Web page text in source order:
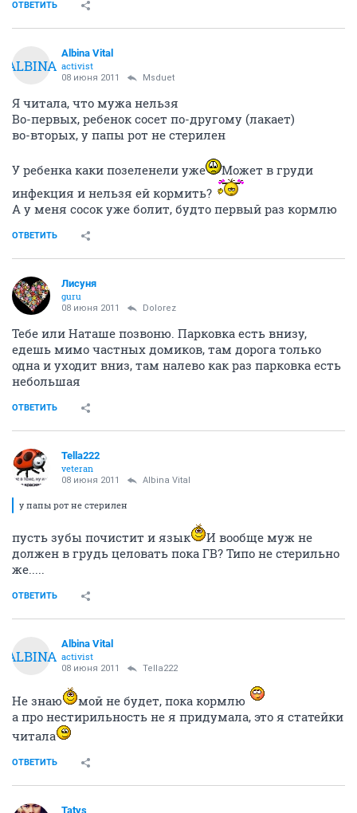
ОТВЕТИТЬ
ALBINA
Albina Vital
activist
08 июня 2011 Msduet
Я читала, что мужа нельзя
Во-первых, ребенок сосет по-другому (лакает)
во-вторых, у папы рот не стерилен
У ребенка каки позеленели уже
Может в груди
инфекция и нельзя ей кормить?
А у меня сосок уже болит, будто первый раз кормлю
ОТВЕТИТЬ
Лисуня
guru
08 июня 2011 Dolorez
Тебе или Наташе позвоню. Парковка есть внизу,
едешь мимо частных домиков, там дорога только
одна и уходит вниз, там налево как раз парковка есть
небольшая
ОТВЕТИТЬ
Tella222
veteran
08 июня 2011 Albina Vital
у папы рот не стерилен
пусть зубы почистит и язык
И вообще муж не
должен в грудь целовать пока ГВ? Типо не стерильно
же.....
ОТВЕТИТЬ
ALBINA
Albina Vital
activist
08 июня 2011 Tella222
Не знаю
мой не будет, пока кормлю
а про нестирильность не я придумала, это я статейки
читала
ОТВЕТИТЬ
Tatys